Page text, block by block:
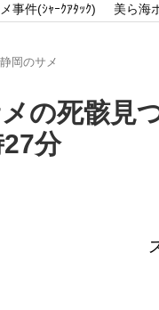
事件(ｼｬｰｸｱﾀｯｸ) 美ら海
静岡のサメ
の死骸見
27分